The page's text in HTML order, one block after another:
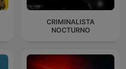
CRIMINALISTA
NOCTURNO